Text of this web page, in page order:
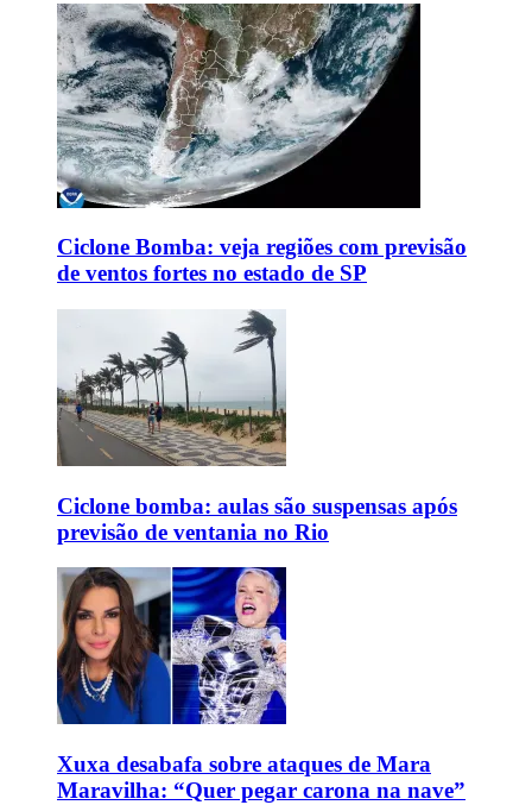
Ciclone Bomba: veja regiões com previsão
de ventos fortes no estado de SP
Ciclone bomba: aulas são suspensas após
previsão de ventania no Rio
Xuxa desabafa sobre ataques de Mara
Maravilha: “Quer pegar carona na nave”